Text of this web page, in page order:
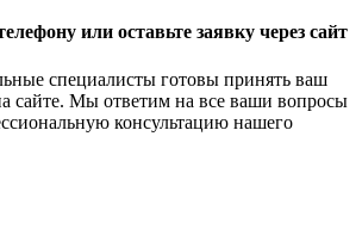
или оставьте заявку через сайт
специалисты готовы принять ваш
сайте. Мы ответим на все ваши вопросы
консультацию нашего